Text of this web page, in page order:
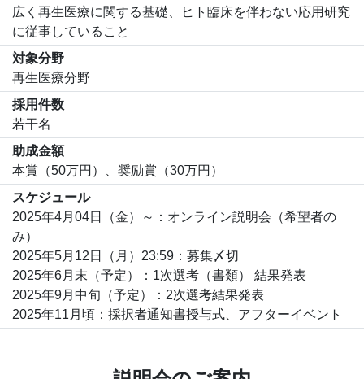
広く再生医療に関する基礎、ヒト臨床を伴わない応用研究
に従事していること
対象分野
再生医療分野
採用件数
若干名
助成金額
本賞（50万円）、奨励賞（30万円）
スケジュール
2025年4月04日（金）～：オンライン説明会（希望者の
み）
2025年5月12日（月）23:59：募集〆切
2025年6月末（予定）：1次選考（書類） 結果発表
2025年9月中旬（予定）：2次選考結果発表
2025年11月頃：採択者通知書授与式、アフターイベント